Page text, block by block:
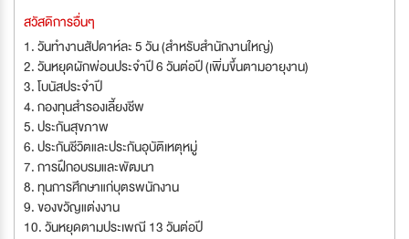
สวัสดิการอื่นๆ
1. วันทำงานสัปดาห์ละ 5 วัน (สำหรับสำนักงานใหญ่)
2. วันหยุดผักพ่อนประจำปี 6 วันต่อปี (เพิ่มขึ้นตามอายุงาน)
3. โบนัสประจำปี
4. กองทุนสำรองเลี้ยงชีพ
5. ประกันสุขภาพ
6. ประกันชีวิตและประกันอุบัติเหตุหมู่
7. การฝึกอบรมและพัฒนา
8. ทุนการศึกษาแก่บุตรพนักงาน
9. ของขวัญแต่งงาน
10. วันหยุดตามประเพณี 13 วันต่อปี